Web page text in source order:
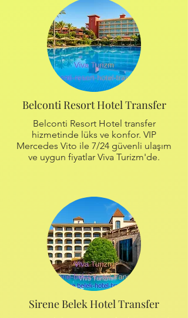
Belconti Resort Hotel Transfer
Belconti Resort Hotel transfer
hizmetinde lüks ve konfor. VIP
Mercedes Vito ile 7/24 güvenli ulaşım
ve uygun fiyatlar Viva Turizm'de.
Sirene Belek Hotel Transfer